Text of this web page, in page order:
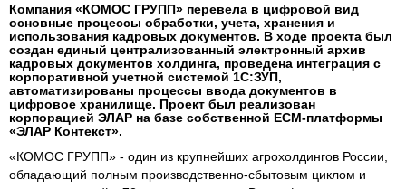
Компания «КОМОС ГРУПП» перевела в цифровой вид
основные процессы обработки, учета, хранения и
использования кадровых документов. В ходе проекта был
создан единый централизованный электронный архив
кадровых документов холдинга, проведена интеграция с
корпоративной учетной системой 1С:ЗУП,
автоматизированы процессы ввода документов в
цифровое хранилище. Проект был реализован
корпорацией ЭЛАР на базе собственной ECM-платформы
«ЭЛАР Контекст».
«КОМОС ГРУПП» - один из крупнейших агрохолдингов России,
обладающий полным производственно-сбытовым циклом и